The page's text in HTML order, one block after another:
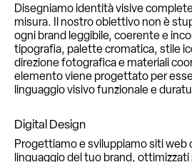
Disegniamo identità visive
misura. Il nostro obiettivo non è
ogni brand leggibile, coerente e
tipografia, palette cromatica, stile
direzione fotografica e materiali
elemento viene progettato per
linguaggio visivo funzionale e
Digital Design
Progettiamo e sviluppiamo siti web
linguaggio del tuo brand,